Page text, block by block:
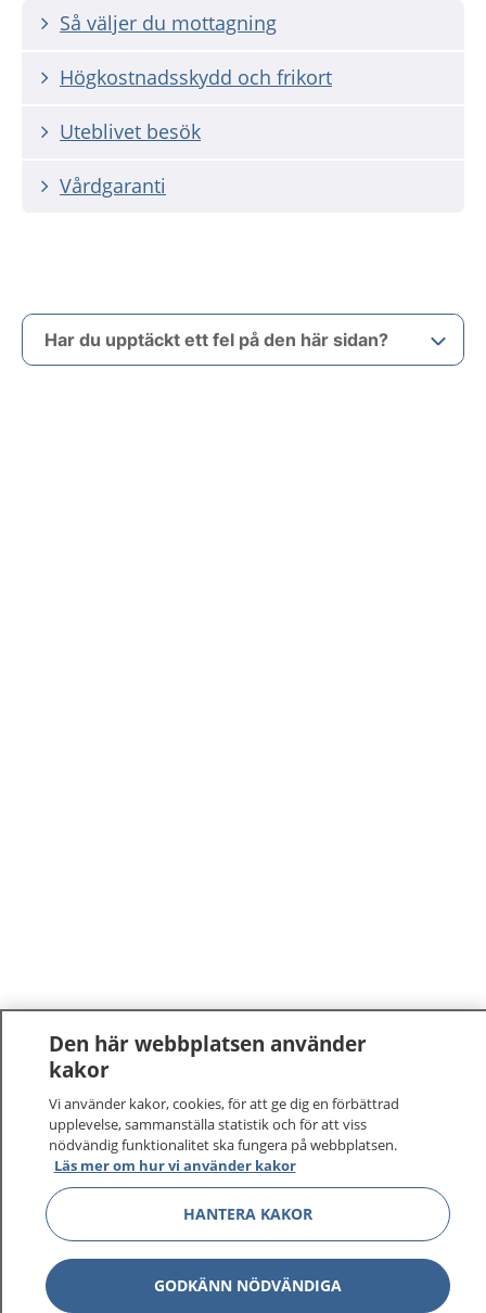
Så väljer du mottagning
Högkostnadsskydd och frikort
Uteblivet besök
Vårdgaranti
Har du upptäckt ett fel på den här sidan?
Den här webbplatsen använder
kakor
Vi använder kakor, cookies, för att ge dig en förbättrad
upplevelse, sammanställa statistik och för att viss
nödvändig funktionalitet ska fungera på webbplatsen.
Läs mer om hur vi använder kakor
HANTERA KAKOR
GODKÄNN NÖDVÄNDIGA